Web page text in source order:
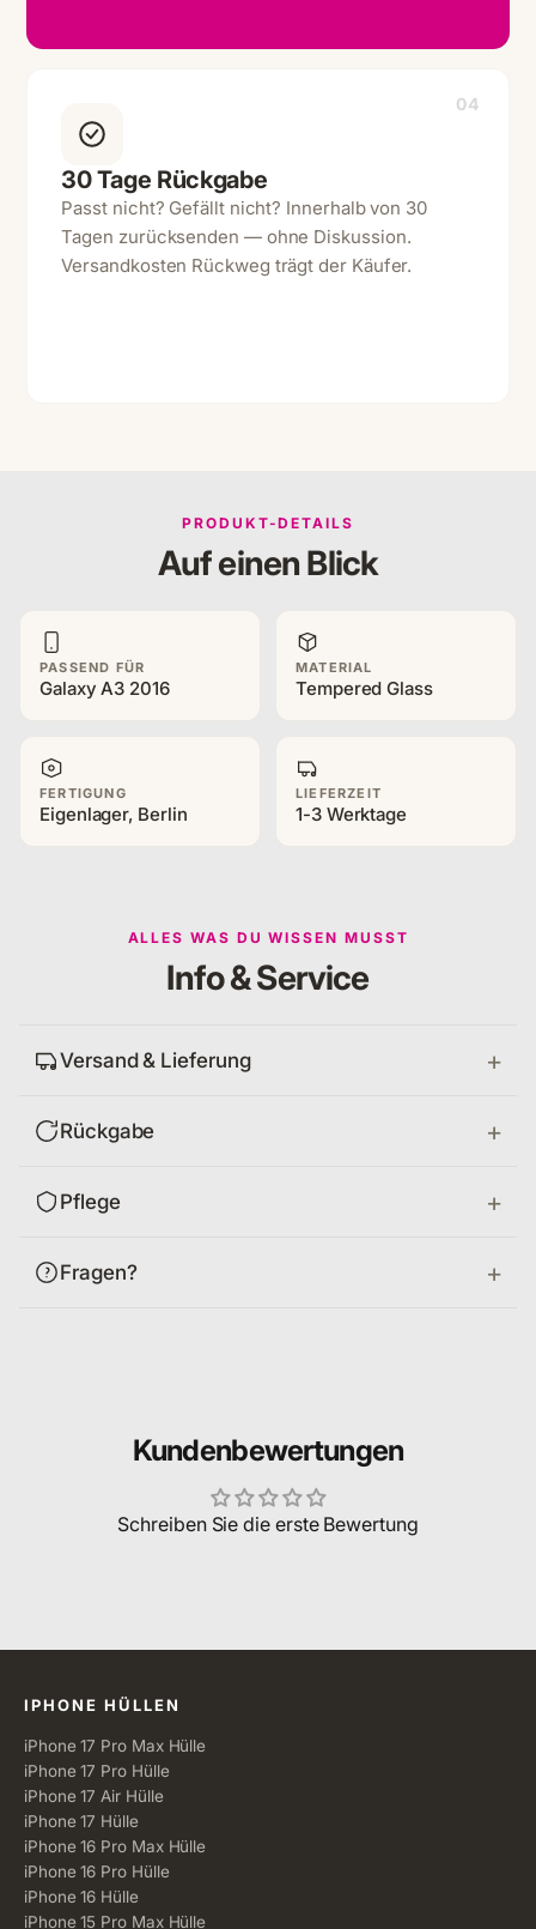
04
30 Tage Rückgabe
Passt nicht? Gefällt nicht? Innerhalb von 30
Tagen zurücksenden — ohne Diskussion.
Versandkosten Rückweg trägt der Käufer.
PRODUKT-DETAILS
Auf einen Blick
PASSEND FÜR
Galaxy A3 2016
MATERIAL
Tempered Glass
FERTIGUNG
Eigenlager, Berlin
LIEFERZEIT
1-3 Werktage
ALLES WAS DU WISSEN MUSST
Info & Service
Versand & Lieferung
Rückgabe
Pflege
Fragen?
Kundenbewertungen
Schreiben Sie die erste Bewertung
Alle Kategorien
IPHONE HÜLLEN
iPhone 17 Pro Max Hülle
iPhone 17 Pro Hülle
iPhone 17 Air Hülle
iPhone 17 Hülle
iPhone 16 Pro Max Hülle
iPhone 16 Pro Hülle
iPhone 16 Hülle
iPhone 15 Pro Max Hülle